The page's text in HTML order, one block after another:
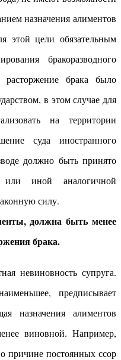
назначения алиментов
этой цели обязательным
бракоразводного
брака было
в этом случае для
на территории
суда иностранного
должно быть принято
иной аналогичной
силу.
должна быть менее
брака.
невиновность супруга.
предписывает
назначения алиментов
виновной. Например,
причине постоянных ссор